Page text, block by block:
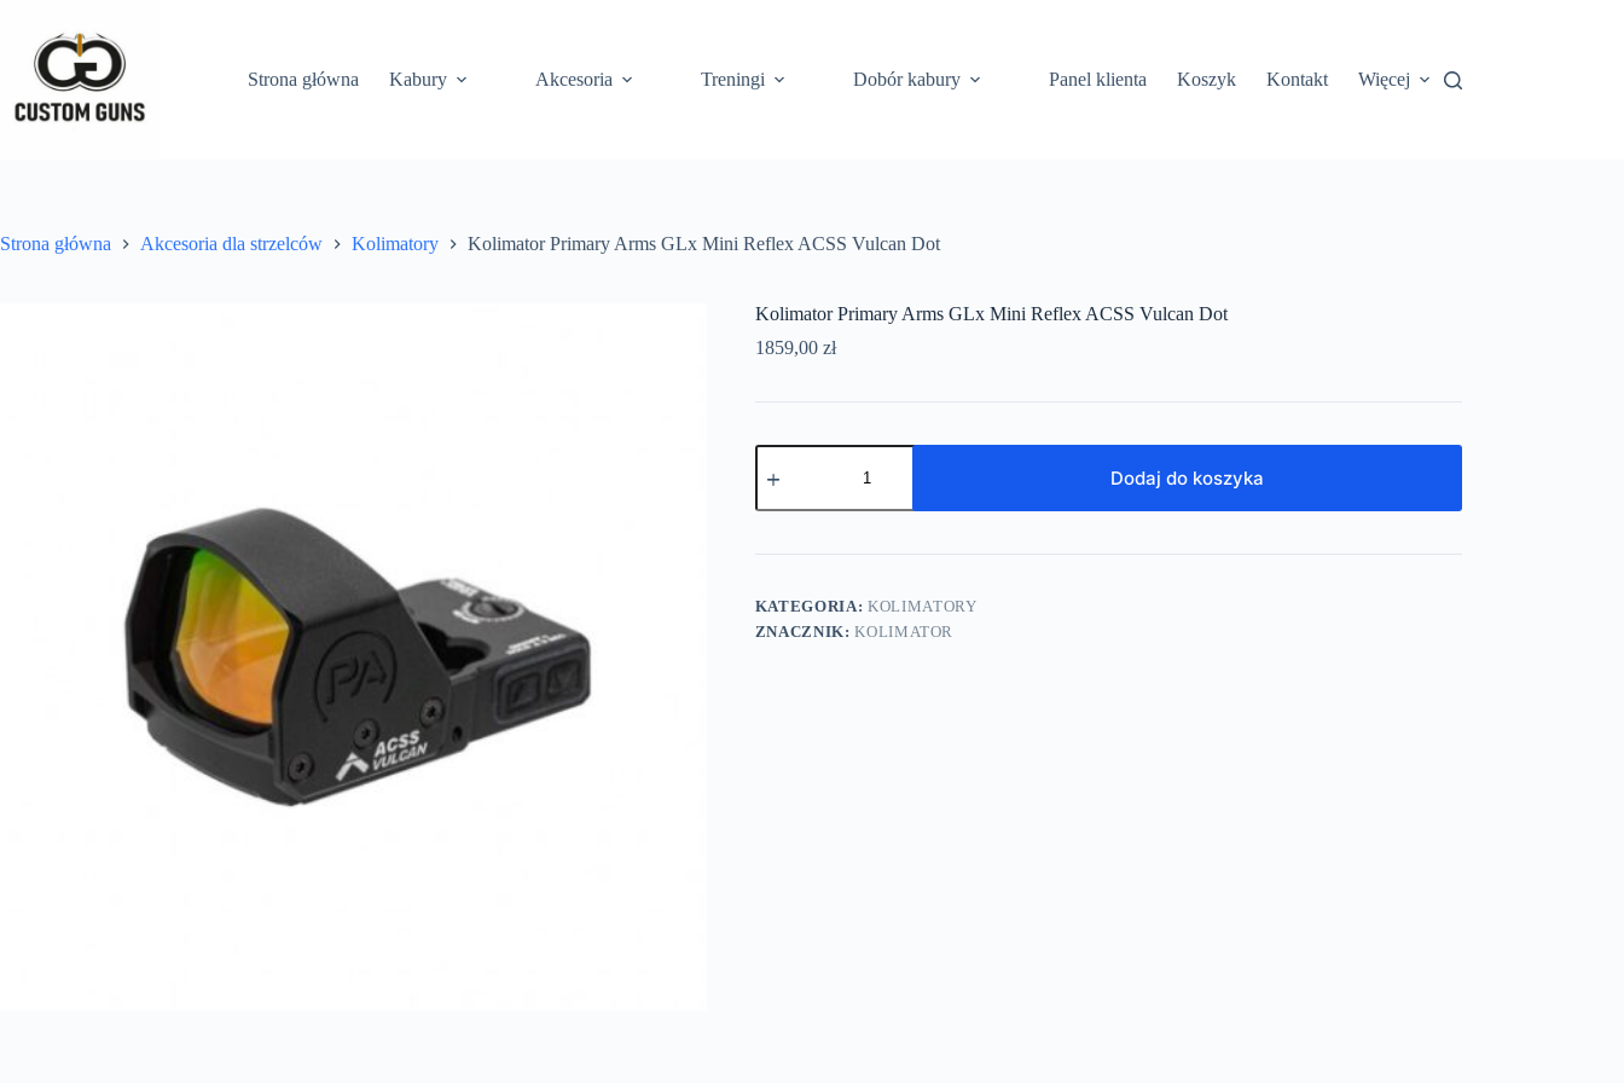
Strona główna Kabury Akcesoria Treningi Dobór kabury Panel klienta Koszyk Kontakt Więcej
Strona główna Akcesoria dla strzelców Kolimatory Kolimator Primary Arms GLx Mini Reflex ACSS Vulcan Dot
Kolimator Primary Arms GLx Mini Reflex ACSS Vulcan Dot
1859,00 zł
Dodaj do koszyka
KATEGORIA: KOLIMATORY
ZNACZNIK:KOLIMATOR